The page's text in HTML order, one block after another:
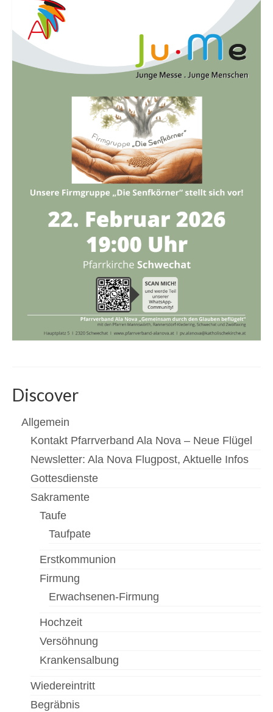
Erstkommunion
Erwachsenen-Firmung
Versöhnung
Krankensalbung
Wiedereintritt
Begräbnis
Prävention
Datenschutz
Pfarre Mannswörth
Kontakt
Gottesdienste
Kinderkirche
Jungschar
MinistrantInnen
Menschen
Mannswörth Pfarrgemeinderat
Pfarre Rannersdorf-Kledering
Kontakt
Gottesdienste
Unser Angebot
Chronik Kirche Rannersdorf
Chronik Kirche Kledering
Discover
Allgemein
Kontakt Pfarrverband Ala Nova – Neue Flügel
Newsletter: Ala Nova Flugpost, Aktuelle Infos
Gottesdienste
Sakramente
Taufe
Taufpate
Erstkommunion
Firmung
Erwachsenen-Firmung
Hochzeit
Versöhnung
Krankensalbung
Wiedereintritt
Begräbnis